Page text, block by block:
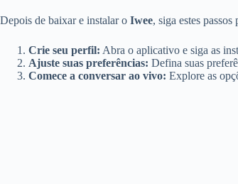
Depois de baixar e instalar o Iwee, siga estes
Crie seu perfil: Abra o aplicativo e siga as
Ajuste suas preferências: Defina suas
Comece a conversar ao vivo: Explore as